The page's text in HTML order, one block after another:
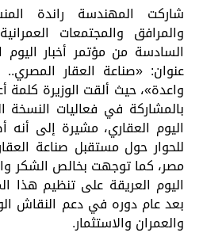
شاركت المهندسة راندة
والمرافق والمجتمعات
السادسة من مؤتمر أخبار
عنوان: «صناعة العقار
واعدة»، حيث ألقت الوزيرة كلمة
بالمشاركة في فعاليات النسخة
اليوم العقاري، مشيرة إلى
للحوار حول مستقبل صناعة
مصر، كما توجهت بخالص الشكر
اليوم العريقة على تنظيم هذا
بعد عام دوره في دعم النقاش
والعمران والاستثمار.